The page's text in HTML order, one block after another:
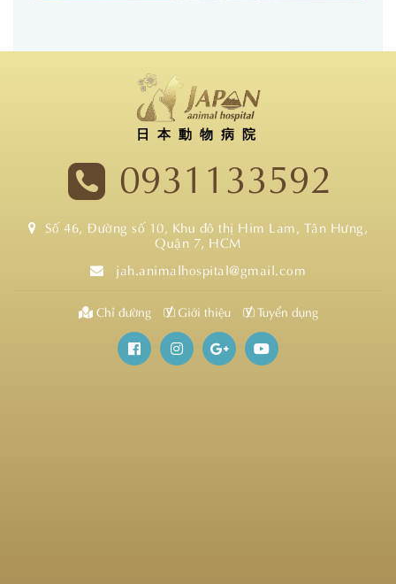
日本動物病院
0931133592
Số 46, Đường số 10, Khu đô thị Him Lam, Tân Hưng,
Quận 7, HCM
jah.animalhospital@gmail.com
Chỉ đường Giới thiệu Tuyển dụng